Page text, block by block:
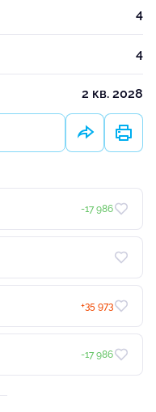
4
4
2 кв. 2028
-17 986
+35 973
-17 986